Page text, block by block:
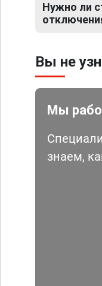
Нужно ли
Вы не
Мы
знаем,